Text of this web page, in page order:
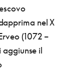
nel X
(1072 –
aggiunse il